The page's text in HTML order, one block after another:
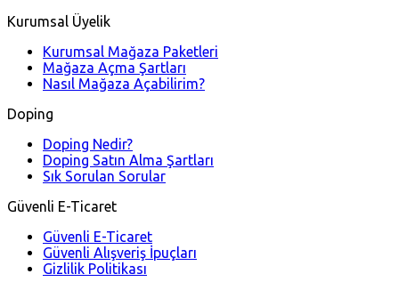
Kurumsal Üyelik
Kurumsal Mağaza Paketleri
Mağaza Açma Şartları
Nasıl Mağaza Açabilirim?
Doping
Doping Nedir?
Doping Satın Alma Şartları
Sık Sorulan Sorular
Güvenli E-Ticaret
Güvenli E-Ticaret
Güvenli Alışveriş İpuçları
Gizlilik Politikası